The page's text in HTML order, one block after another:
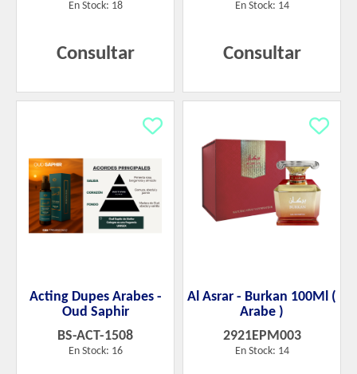
En Stock: 18
Consultar
En Stock: 14
Consultar
Acting Dupes Arabes -
Oud Saphir
BS-ACT-1508
En Stock: 16
Al Asrar - Burkan 100Ml (
Arabe )
2921EPM003
En Stock: 14